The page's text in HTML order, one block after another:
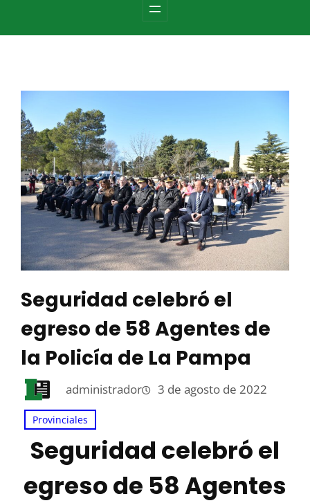
Seguridad celebró el
egreso de 58 Agentes de
la Policía de La Pampa
administrador 3 de agosto de 2022
Provinciales
Seguridad celebró el
egreso de 58 Agentes